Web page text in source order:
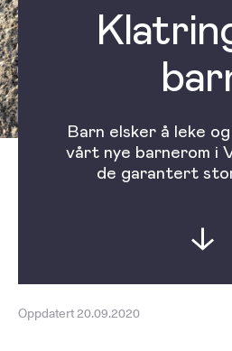
Barn elsker å leke
vårt nye barnerom i
de garantert
Oppdatert 20.09.2020